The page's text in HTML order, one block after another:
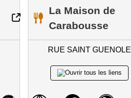
La Maison de
Carabousse
RUE SAINT GUENOLE